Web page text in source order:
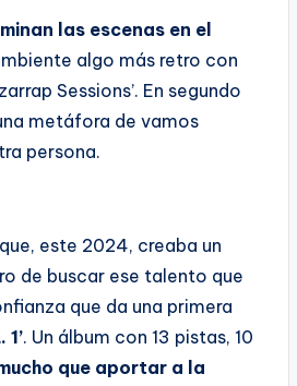
las escenas en el
algo más retro con
Sessions’. En segundo
metáfora de vamos
persona.
este 2024, creaba un
de buscar ese talento que
que da una primera
. Un álbum con 13 pistas, 10
que aportar a la